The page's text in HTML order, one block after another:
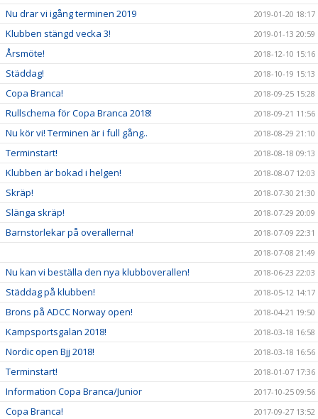
Nu drar vi igång terminen 2019 2019-01-20 18:17
Klubben stängd vecka 3! 2019-01-13 20:59
Årsmöte! 2018-12-10 15:16
Städdag! 2018-10-19 15:13
Copa Branca! 2018-09-25 15:28
Rullschema för Copa Branca 2018! 2018-09-21 11:56
Nu kör vi! Terminen är i full gång.. 2018-08-29 21:10
Terminstart! 2018-08-18 09:13
Klubben är bokad i helgen! 2018-08-07 12:03
Skräp! 2018-07-30 21:30
Slänga skräp! 2018-07-29 20:09
Barnstorlekar på overallerna!
2018-07-09 22:31
2018-07-08 21:49
Nu kan vi beställa den nya klubboverallen! 2018-06-23 22:03
Städdag på klubben! 2018-05-12 14:17
Brons på ADCC Norway open! 2018-04-21 19:50
Kampsportsgalan 2018! 2018-03-18 16:58
Nordic open Bjj 2018! 2018-03-18 16:56
Terminstart! 2018-01-07 17:36
Information Copa Branca/Junior 2017-10-25 09:56
Copa Branca! 2017-09-27 13:52